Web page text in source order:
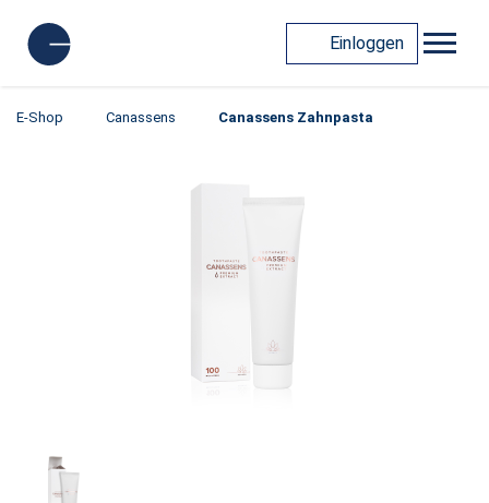
Einloggen
E-Shop Canassens Canassens Zahnpasta